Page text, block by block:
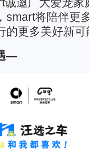
诚邀广大爱宠
将陪伴更
的更多美好新可
—